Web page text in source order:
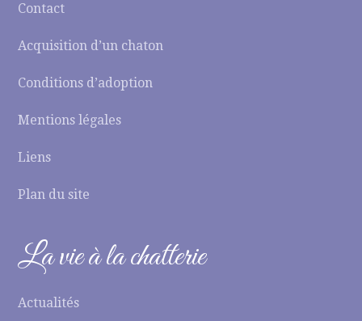
Contact
Acquisition d’un chaton
Conditions d’adoption
Mentions légales
Liens
Plan du site
La vie à la chatterie
Actualités